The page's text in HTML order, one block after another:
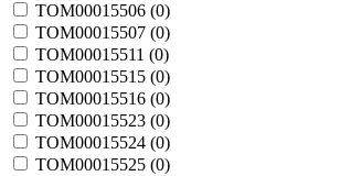
TOM00015506 (0)
TOM00015507 (0)
TOM00015511 (0)
TOM00015515 (0)
TOM00015516 (0)
TOM00015523 (0)
TOM00015524 (0)
TOM00015525 (0)